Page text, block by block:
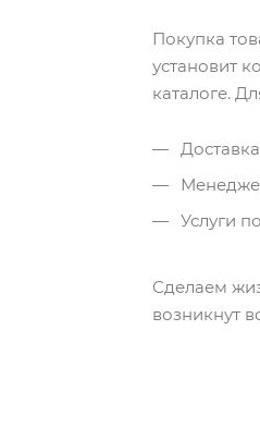
Покупка
установит
каталоге.
Услуги
Сделаем
возникнут